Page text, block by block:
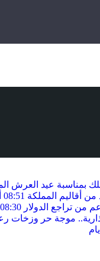
بمناسبة عيد العرش
أقاليم المملكة 08:51
من تراجع الدولار 08:30
موجة حر وزخات